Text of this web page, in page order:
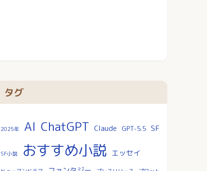
タグ
2025年 AI ChatGPT Claude GPT-5.5 SF
SF小説 おすすめ小説 エッセイ